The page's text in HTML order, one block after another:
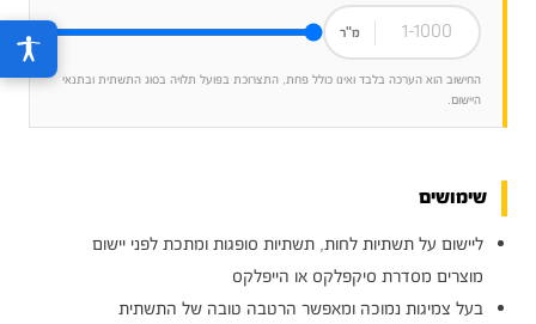
מ"ר
החישוב הוא הערכה בלבד ואינו כולל פחת, התצרוכת בפועל תלויה בסוג התשתית ובתנאי
היישום.
שימושים
ליישום על תשתיות לחות, תשתיות סופגות ומתכת לפני יישום
מוצרים מסדרת סיקפלקס או הייפלקס
בעל צמיגות נמוכה ומאפשר הרטבה טובה של התשתית